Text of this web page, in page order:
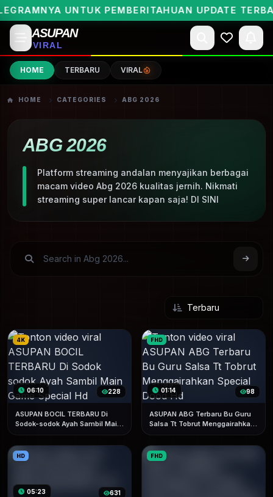
UNTUK PEMBERITAHUAN UPDATE
ASUPAN
VIRAL
HOME TERBARU VIRAL
HOME CATEGORIES ABG 2026
ABG 2026
Platform streaming andalan menyajikan berbagai
macam video Abg 2026 kualitas jernih. Nikmati
streaming super lancar kapan saja! DI SINI
4K
06:10 228
ASUPAN BOCIL TERBARU Di
Sodok-sodok Ayah Sambil Main
Game Special Hd
FHD
01:14 98
ASUPAN ABG Terbaru Bu Guru
Salsa Tt Tobrut Menggairahkan
Special Dood Hd
HD
05:23 631
FHD